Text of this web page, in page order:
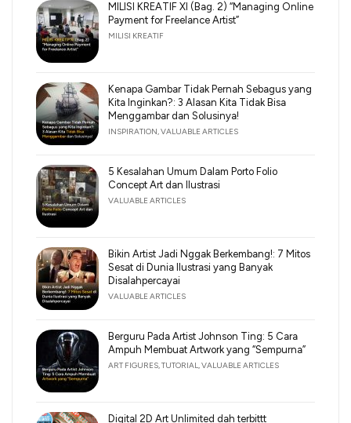
MILISI KREATIF XI (Bag. 2) “Managing Online
Payment for Freelance Artist”
MILISI KREATIF
Kenapa Gambar Tidak Pernah Sebagus yang
Kita Inginkan?: 3 Alasan Kita Tidak Bisa
Menggambar dan Solusinya!
INSPIRATION,VALUABLE ARTICLES
5 Kesalahan Umum Dalam Porto Folio
Concept Art dan Ilustrasi
VALUABLE ARTICLES
Bikin Artist Jadi Nggak Berkembang!: 7 Mitos
Sesat di Dunia Ilustrasi yang Banyak
Disalahpercayai
VALUABLE ARTICLES
Berguru Pada Artist Johnson Ting: 5 Cara
Ampuh Membuat Artwork yang “Sempurna”
ART FIGURES,TUTORIAL,VALUABLE ARTICLES
Digital 2D Art Unlimited dah terbittt